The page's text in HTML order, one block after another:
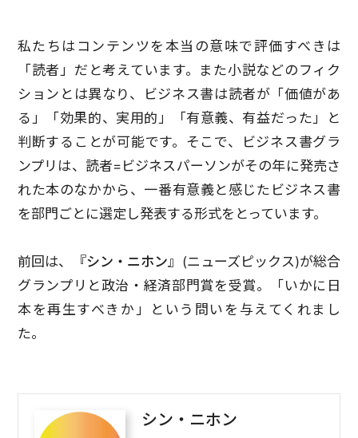
私たちはコンテンツを本当の意味で評価すべきは
「読者」だと考えています。また小説などのフィク
ションとは異なり、ビジネス書は読者が「価値があ
る」「効果的、実用的」「有意義、有益だった」と
判断することが可能です。そこで、ビジネス書グラ
ンプリは、読者=ビジネスパーソンがその年に発売さ
れた本のなかから、一番有意義と感じたビジネス書
を部門ごとに選定し発表する形式をとっています。
前回は、 『シン・ニホン』 (ニューズピックス)が総合
グランプリと政治・経済部門賞を受賞。「いかに日
本を再生すべきか」という問いを与えてくれまし
た。
シン・ニホン